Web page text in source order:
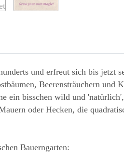
und erfreut sich bis jetzt
Beerensträuchern und
ein bisschen wild und
oder Hecken, die
Bauerngarten: